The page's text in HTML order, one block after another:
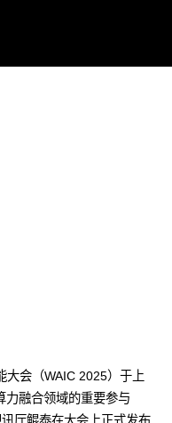
会（WAIC 2025）于上
融合领域的重要参与